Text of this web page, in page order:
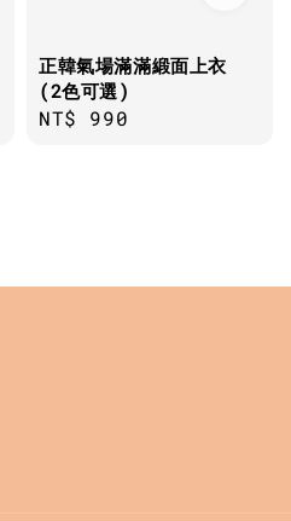
正韓氣場滿滿緞面上衣
(2色可選)
Regular
NT$ 990